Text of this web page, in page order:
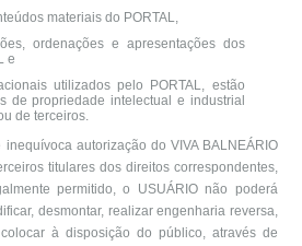
materiais do PORTAL,
ordenações e apresentações dos
e
utilizados pelo PORTAL, estão
de propriedade intelectual e industrial
de terceiros.
autorização do VIVA BALNEÁRIO
titulares dos direitos correspondentes,
permitido, o USUÁRIO não poderá
desmontar, realizar engenharia reversa,
à disposição do público, através de